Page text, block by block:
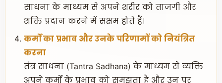
साधना के माध्यम से अपने शरीर को ताजगी और
शक्ति प्रदान करने में सक्षम होते हैं।
कर्मों का प्रभाव और उनके परिणामों को नियंत्रित
करना
तंत्र साधना (Tantra Sadhana) के माध्यम से व्यक्ति
अपने कर्मों के प्रभाव को समझता है और उन पर